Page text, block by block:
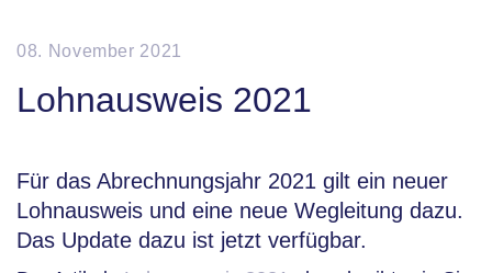
08. November 2021
Lohnausweis 2021
Für das Abrechnungsjahr 2021 gilt ein neuer
Lohnausweis und eine neue Wegleitung dazu.
Das Update dazu ist jetzt verfügbar.